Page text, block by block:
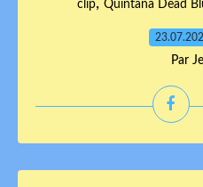
clip, Quintana Dead
Par